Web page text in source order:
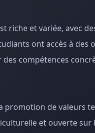
riche et variée, avec
ont accès à
compétences
promotion de valeurs
et ouverte